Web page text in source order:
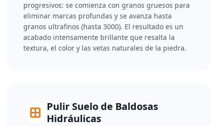
progresivos: se comienza con granos gruesos para
eliminar marcas profundas y se avanza hasta
granos ultrafinos (hasta 3000). El resultado es un
acabado intensamente brillante que resalta la
textura, el color y las vetas naturales de la piedra.
Pulir Suelo de Baldosas
Hidráulicas